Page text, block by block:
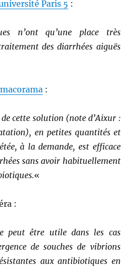
Paris 5 :
n’ont qu’une place très
des diarrhées aiguës
:
cette solution (note d’Aixur :
en petites quantités et
à la demande, est efficace
sans avoir habituellement
«
:
peut être utile dans les cas
de souches de vibrions
aux antibiotiques en